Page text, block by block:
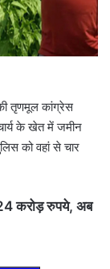
तृणमूल कांग्रेस
के खेत में जमीन
को वहां से चार
करोड़ रुपये, अब